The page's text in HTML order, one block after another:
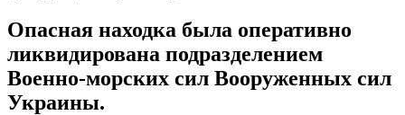
Опасная находка была оперативно
ликвидирована подразделением
Военно-морских сил Вооруженных сил
Украины.